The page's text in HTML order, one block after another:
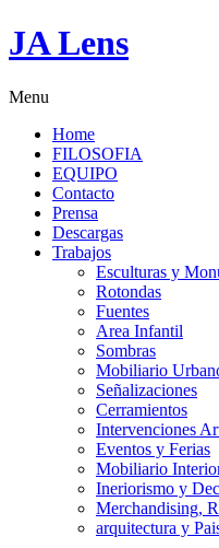
JA Lens
Menu
Home
FILOSOFIA
EQUIPO
Contacto
Prensa
Descargas
Trabajos
Esculturas y
Rotondas
Fuentes
Area Infantil
Sombras
Mobiliario
Señalizaciones
Cerramientos
Intervenciones
Eventos y Ferias
Mobiliario
Ineriorismo y
Merchandising,
arquitectura y